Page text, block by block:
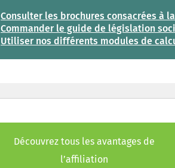
Consulter les brochures consacrées à
Commander le guide de législation
Utiliser nos différents modules de
Découvrez tous les avantages de
l’affiliation